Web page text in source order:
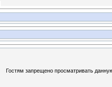
Гостям запрещено просматривать